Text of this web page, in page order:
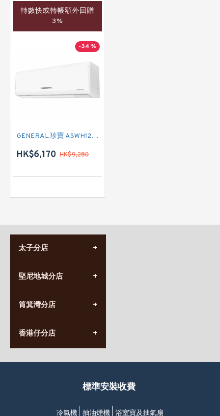
轉數快或轉帳額外回贈
3%
-34 %
GENERAL 珍寶 ASWH12KNCA 匹半 變頻冷暖掛牆分體式冷氣機 (附遙控)
HK$6,170 HK$9,280
太子分店
營業時間:
九龍太子太子道西141號
堅尼地城分店
營業時間:
香港堅尼地城卑路乍街
(堅尼地城地鐵站B出口)
筲箕灣分店
營業時間:
(10:00am-20:30pm)
香港仔分店
營業時間:
香港香港仔成都道20-28號
(黃竹坑地鐵站轉4M專線小巴)
標準安裝收費
冷氣機 抽油煙機 浴室寶及抽氣扇